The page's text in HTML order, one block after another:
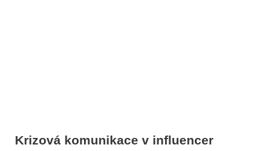
Krizová komunikace v influencer